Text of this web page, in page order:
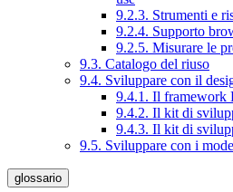
9.2.3. Strumenti e
9.2.4. Supporto
9.2.5. Misurare le
9.3. Catalogo del riuso
9.4. Sviluppare con il
9.4.1. Il framework
9.4.2. Il kit di
9.4.3. Il kit di
9.5. Sviluppare con i
glossario